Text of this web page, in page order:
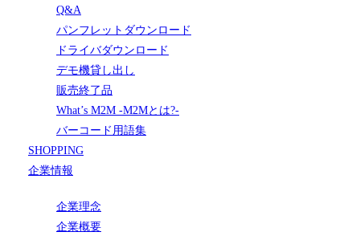
Q&A
パンフレットダウンロード
ドライバダウンロード
デモ機貸し出し
販売終了品
What’s M2M -M2Mとは?-
バーコード用語集
SHOPPING
企業情報
企業理念
企業概要